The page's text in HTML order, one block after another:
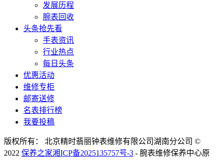
发展历程
腕表回收
头条抢先看
手表资讯
行业热点
每日头条
优惠活动
维修专柜
邮寄送修
名表排行榜
我要投稿
版权所有： 北京精时翡丽钟表维修有限公司湖南分公司 ©
2022 保养之家湘ICP备2025135757号-3 - 腕表维修保养中心原